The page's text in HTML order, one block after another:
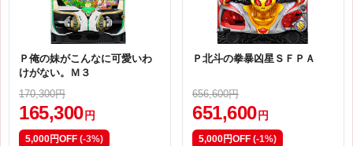
Ｐ俺の妹がこんなに可愛いわ
けがない。Ｍ３
170,300円
165,300 円
5,000円OFF (-3%)
Ｐ北斗の拳暴凶星ＳＦＰＡ
656,600円
651,600 円
5,000円OFF (-1%)